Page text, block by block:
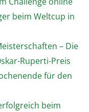
beim Weltcup in
– Die
Ruperti-Preis
für den
beim